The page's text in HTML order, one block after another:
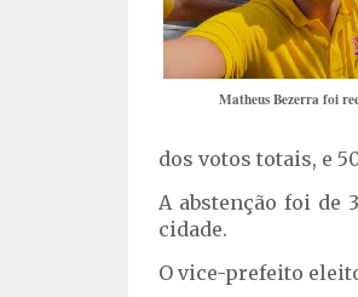
Matheus Bezerra foi
dos votos totais, e
A abstenção foi de
cidade.
O vice-prefeito